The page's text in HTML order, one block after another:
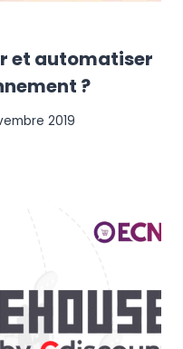
et automatiser
?
2019